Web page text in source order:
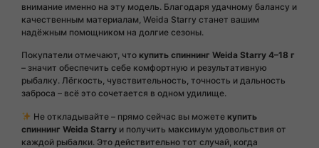
внимание именно на эту модель. Благодаря удачному балансу и
качественным материалам, Weida Starry станет вашим
надёжным помощником на долгие сезоны.
Покупатели отмечают, что купить спиннинг Weida Starry 4–18 г
– значит обеспечить себе комфортную и результативную
рыбалку. Лёгкость, чувствительность, точность и дальность
заброса – всё это сочетается в одном удилище.
Не откладывайте – прямо сейчас вы можете купить
спиннинг Weida Starry и получить максимум удовольствия от
каждой рыбалки. Это действительно тот случай, когда